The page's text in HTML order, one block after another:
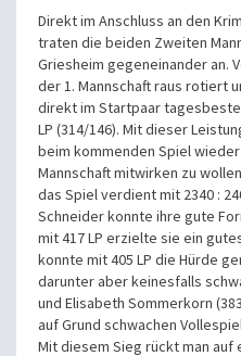
Direkt im Anschluss an den
traten die beiden Zweiten
Griesheim gegeneinander an.
der 1. Mannschaft raus rotiert
direkt im Startpaar
LP (314/146). Mit dieser
beim kommenden Spiel
Mannschaft mitwirken zu
das Spiel verdient mit 2340 :
Schneider konnte ihre gute
mit 417 LP erzielte sie ein
konnte mit 405 LP die Hürde
darunter aber keinesfalls
und Elisabeth Sommerkorn
auf Grund schwachen
Mit diesem Sieg rückt man auf